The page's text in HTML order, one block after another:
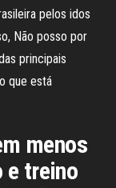
pelos idos
Não posso por
principais
que está
menos
e treino